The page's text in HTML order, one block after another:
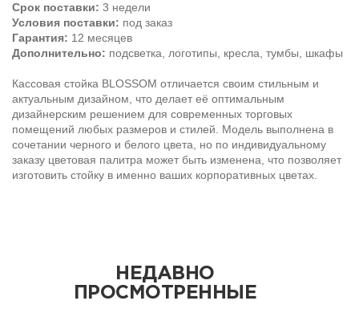
Срок поставки: 3 недели
Условия поставки: под заказ
Гарантия: 12 месяцев
Дополнительно: подсветка, логотипы, кресла, тумбы, шкафы
Кассовая стойка BLOSSOM отличается своим стильным и
актуальным дизайном, что делает её оптимальным
дизайнерским решением для современных торговых
помещений любых размеров и стилей. Модель выполнена в
сочетании черного и белого цвета, но по индивидуальному
заказу цветовая палитра может быть изменена, что позволяет
изготовить стойку в именно ваших корпоративных цветах.
НЕДАВНО
ПРОСМОТРЕННЫЕ